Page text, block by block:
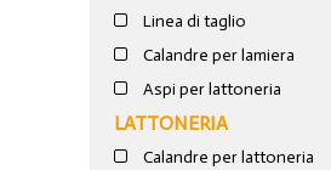
Linea di taglio
Calandre per lamiera
Aspi per lattoneria
LATTONERIA
Calandre per lattoneria